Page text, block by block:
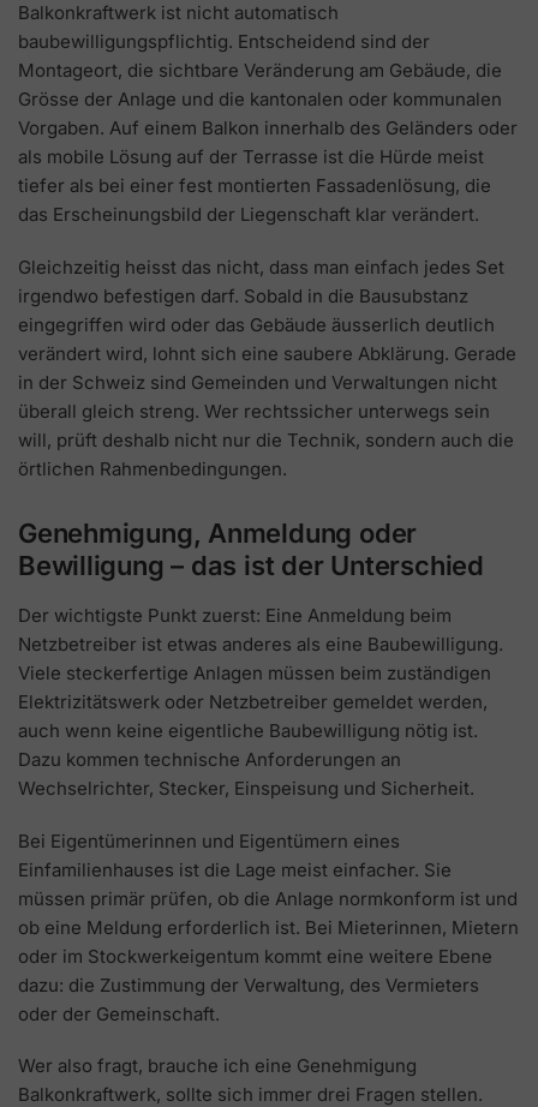
Balkonkraftwerk ist nicht automatisch
baubewilligungspflichtig. Entscheidend sind der
Montageort, die sichtbare Veränderung am Gebäude, die
Grösse der Anlage und die kantonalen oder kommunalen
Vorgaben. Auf einem Balkon innerhalb des Geländers oder
als mobile Lösung auf der Terrasse ist die Hürde meist
tiefer als bei einer fest montierten Fassadenlösung, die
das Erscheinungsbild der Liegenschaft klar verändert.
Gleichzeitig heisst das nicht, dass man einfach jedes Set
irgendwo befestigen darf. Sobald in die Bausubstanz
eingegriffen wird oder das Gebäude äusserlich deutlich
verändert wird, lohnt sich eine saubere Abklärung. Gerade
in der Schweiz sind Gemeinden und Verwaltungen nicht
überall gleich streng. Wer rechtssicher unterwegs sein
will, prüft deshalb nicht nur die Technik, sondern auch die
örtlichen Rahmenbedingungen.
Genehmigung, Anmeldung oder
Bewilligung – das ist der Unterschied
Der wichtigste Punkt zuerst: Eine Anmeldung beim
Netzbetreiber ist etwas anderes als eine Baubewilligung.
Viele steckerfertige Anlagen müssen beim zuständigen
Elektrizitätswerk oder Netzbetreiber gemeldet werden,
auch wenn keine eigentliche Baubewilligung nötig ist.
Dazu kommen technische Anforderungen an
Wechselrichter, Stecker, Einspeisung und Sicherheit.
Bei Eigentümerinnen und Eigentümern eines
Einfamilienhauses ist die Lage meist einfacher. Sie
müssen primär prüfen, ob die Anlage normkonform ist und
ob eine Meldung erforderlich ist. Bei Mieterinnen, Mietern
oder im Stockwerkeigentum kommt eine weitere Ebene
dazu: die Zustimmung der Verwaltung, des Vermieters
oder der Gemeinschaft.
Wer also fragt, brauche ich eine Genehmigung
Balkonkraftwerk, sollte sich immer drei Fragen stellen.